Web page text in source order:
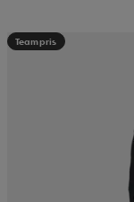
Teampris